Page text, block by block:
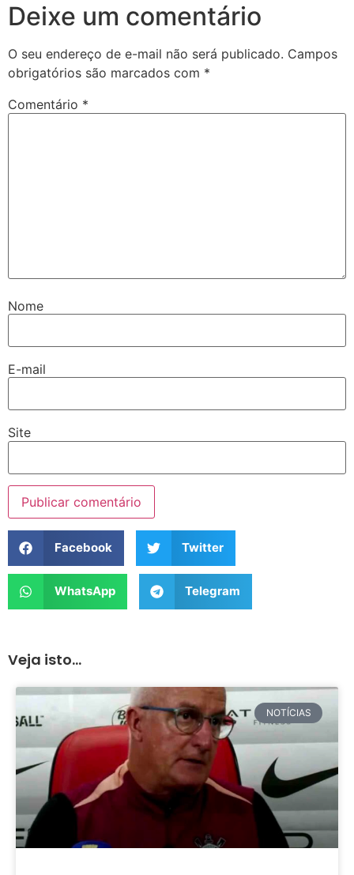
Deixe um comentário
O seu endereço de e-mail não será publicado. Campos
obrigatórios são marcados com *
Comentário *
Nome
E-mail
Site
Facebook Twitter
WhatsApp Telegram
Veja isto...
NOTÍCIAS